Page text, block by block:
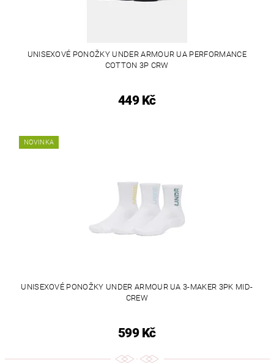
UNISEXOVÉ PONOŽKY UNDER ARMOUR UA PERFORMANCE
COTTON 3P CRW
449 Kč
NOVINKA
UNISEXOVÉ PONOŽKY UNDER ARMOUR UA 3-MAKER 3PK MID-
CREW
599 Kč